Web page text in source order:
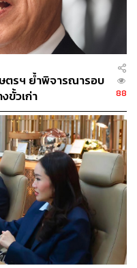
ตรฯ ย้ำพิจารณารอบ
ขั้วเก่า
88